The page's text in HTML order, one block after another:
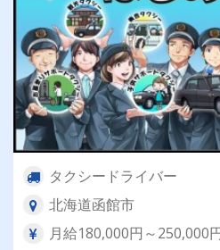
タクシードライバー
北海道函館市
月給180,000円～250,000